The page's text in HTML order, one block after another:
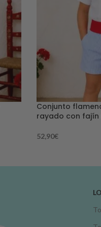
Conjunto
rayado con fajín
52,90€